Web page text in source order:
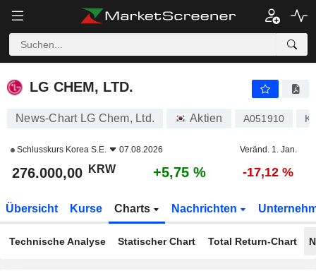
LG CHEM, LTD.
LG CHEM, LTD.
News-Chart LG Chem, Ltd. Aktien A051910
Schlusskurs Korea S.E. 07.08.2026 Veränd. 1. Jan.
276.000,00 KRW +5,75 % -17,12 %
Übersicht Kurse Charts Nachrichten
Technische Analyse Statischer Chart Total Return-Chart